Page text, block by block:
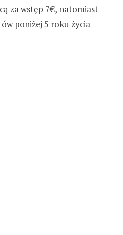
za wstęp 7€, natomiast
poniżej 5 roku życia